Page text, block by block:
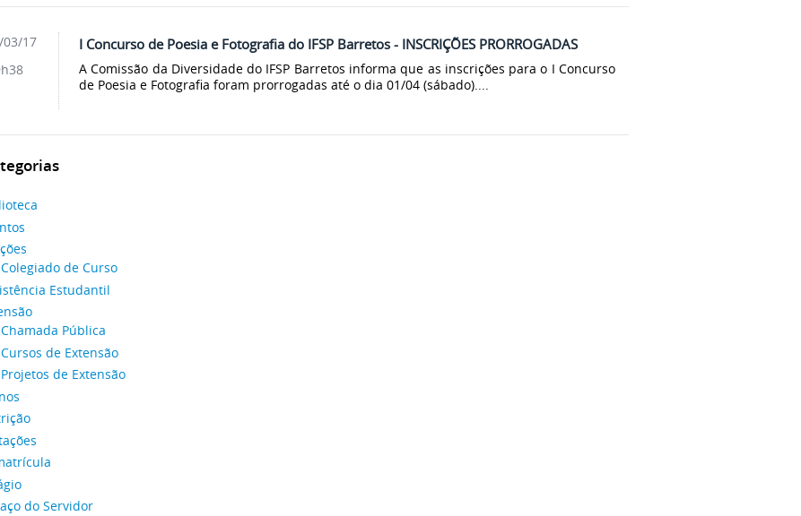
I Concurso de Poesia e Fotografia do IFSP Barretos - INSCRIÇÕES PRORROGADAS
A Comissão da Diversidade do IFSP Barretos informa que as inscrições para o I Concurso
de Poesia e Fotografia foram prorrogadas até o dia 01/04 (sábado)....
03/17
Colegiado de Curso
Estudantil
Chamada Pública
Cursos de Extensão
Projetos de Extensão
do Servidor